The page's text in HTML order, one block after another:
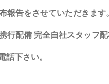
報告をさせていただきます
行配備 完全自社スタッフ
話下さい。